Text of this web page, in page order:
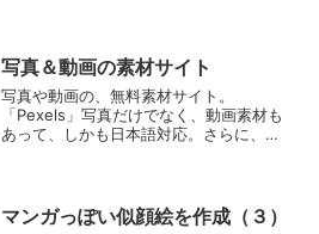
の宿題の資...
写真＆動画の素材サイト
写真や動画の、無料素材サイト。
「Pexels」写真だけでなく、動画素材も
あって、しかも日本語対応。さらに、い
す。日本語で、妙な制限を...
マンガっぽい似顔絵を作成（３）